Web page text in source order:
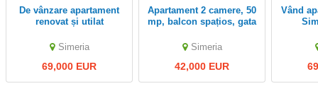
De vânzare apartament
renovat și utilat
exterior
Simeria
69,000 EUR
Apartament 2 camere, 50
mp, balcon spațios, gata
Simeria
42,000 EUR
Vând apartament superb